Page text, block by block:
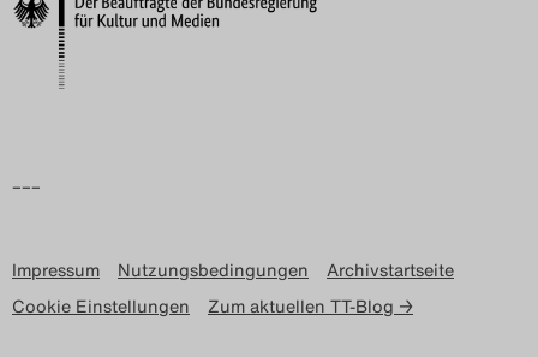
–––
Impressum Nutzungsbedingungen
Archivstartseite
Cookie Einstellungen
Zum aktuellen TT-Blog →